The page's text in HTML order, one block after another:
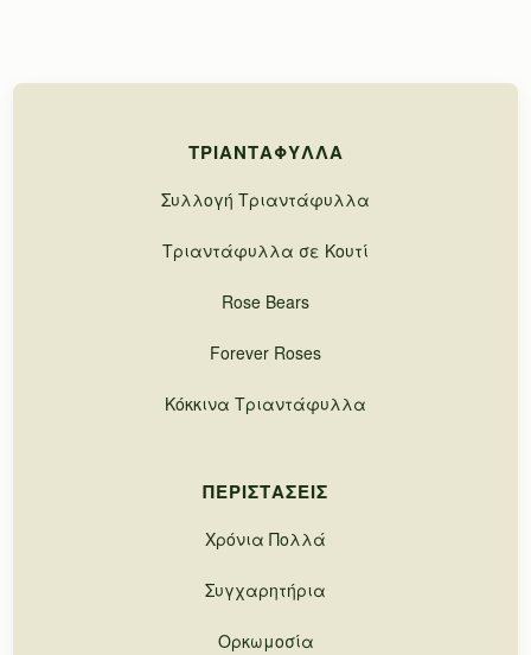
ΤΡΙΑΝΤΆΦΥΛΛΑ
Συλλογή Τριαντάφυλλα
Τριαντάφυλλα σε Κουτί
Rose Bears
Forever Roses
Κόκκινα Τριαντάφυλλα
ΠΕΡΙΣΤΆΣΕΙΣ
Χρόνια Πολλά
Συγχαρητήρια
Ορκωμοσία